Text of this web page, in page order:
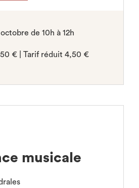
de 10h à 12h
€ | Tarif réduit 4,50 €
musicale